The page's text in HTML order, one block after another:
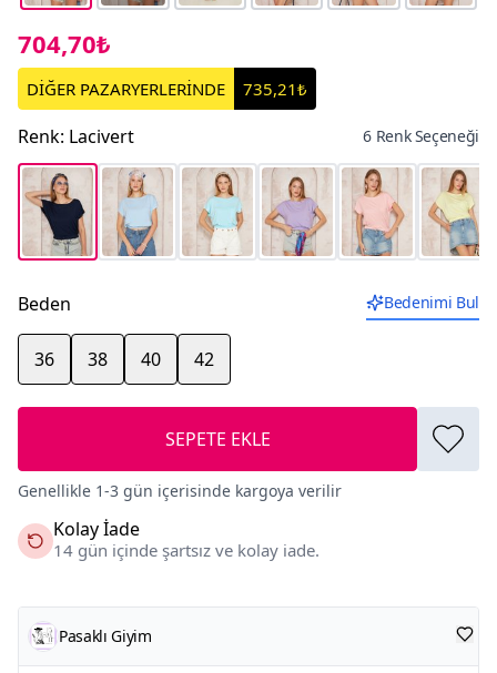
704,70₺
DİĞER PAZARYERLERİNDE 735,21₺
Renk: Lacivert 6 Renk Seçeneği
Beden Bedenimi Bul
36 38 40 42
SEPETE EKLE
Genellikle 1-3 gün içerisinde kargoya verilir
Kolay İade
14 gün içinde şartsız ve kolay iade.
Pasaklı Giyim